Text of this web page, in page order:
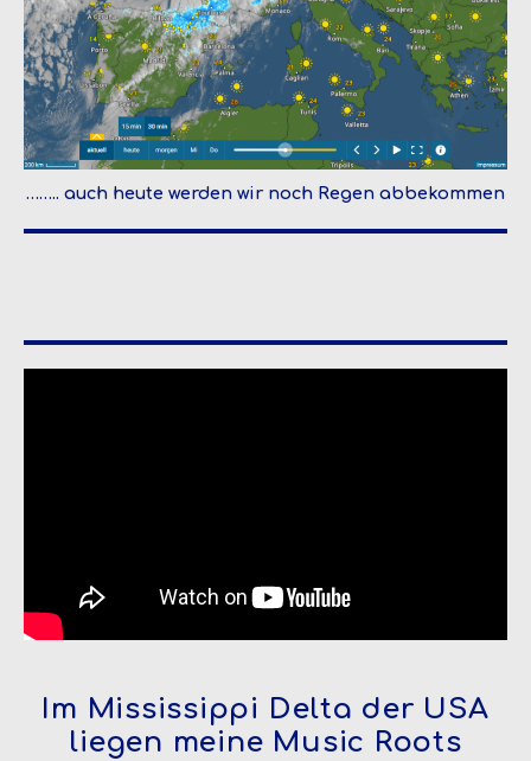
…….. auch heute werden wir noch Regen abbekommen
Im Mississippi Delta der USA
liegen meine Music Roots